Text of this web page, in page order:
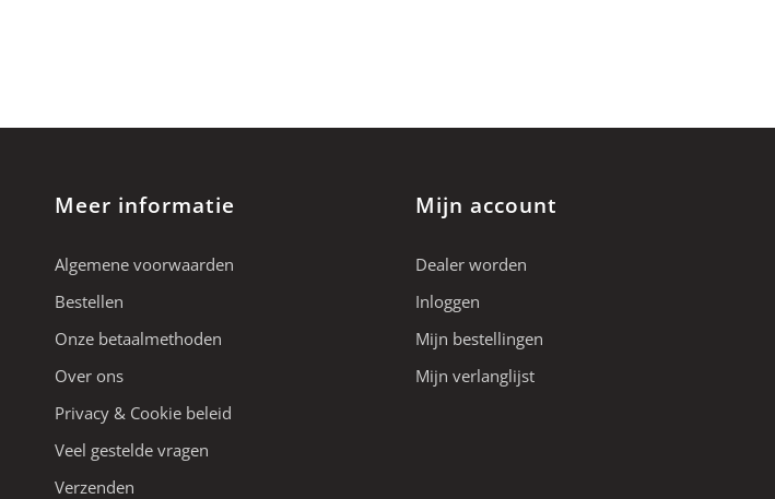
Meer informatie
Algemene voorwaarden
Bestellen
Onze betaalmethoden
Over ons
Privacy & Cookie beleid
Veel gestelde vragen
Verzenden
Mijn account
Dealer worden
Inloggen
Mijn bestellingen
Mijn verlanglijst